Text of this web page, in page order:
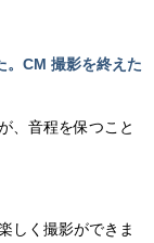
。CM 撮影を終えた
、音程を保つこと
しく撮影ができま